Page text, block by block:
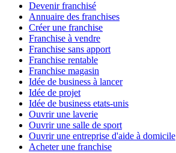
Devenir franchisé
Annuaire des franchises
Créer une franchise
Franchise à vendre
Franchise sans apport
Franchise rentable
Franchise magasin
Idée de business à lancer
Idée de projet
Idée de business etats-unis
Ouvrir une laverie
Ouvrir une salle de sport
Ouvrir une entreprise d'aide à domicile
Acheter une franchise